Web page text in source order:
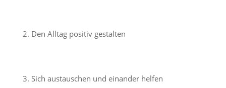
Den Alltag positiv gestalten
Sich austauschen und einander helfen